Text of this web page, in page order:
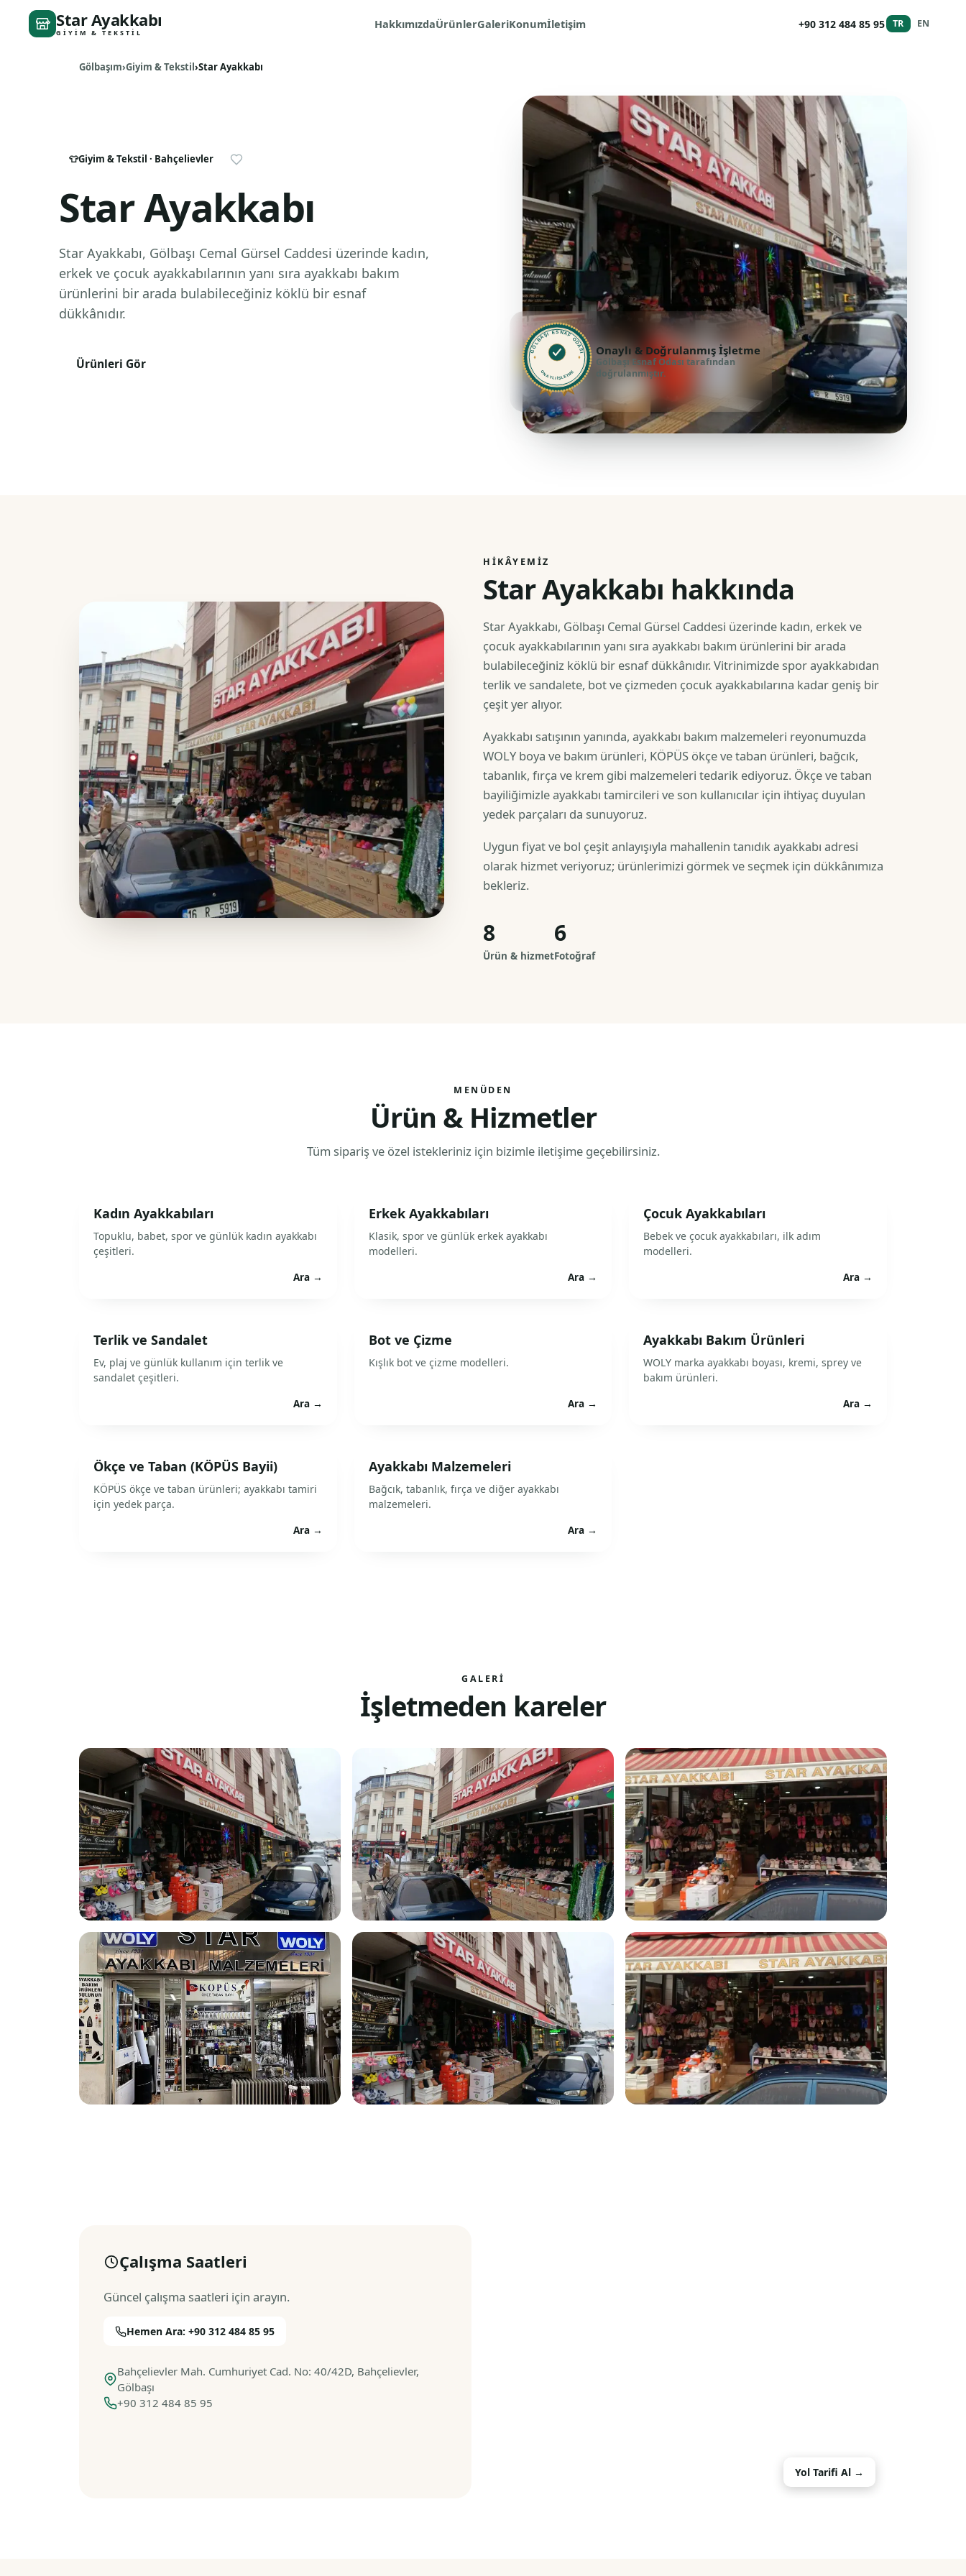
Star Ayakkabı
GIYIM & TEKSTIL
HakkımızdaÜrünlerGaleriKonumİletişim +90 312 484 85 95 TR EN
Gölbaşım Giyim & Tekstil Star Ayakkabı
👕Giyim & Tekstil · Bahçelievler
Star Ayakkabı
Star Ayakkabı, Gölbaşı Cemal Gürsel Caddesi üzerinde kadın,
erkek ve çocuk ayakkabılarının yanı sıra ayakkabı bakım
ürünlerini bir arada bulabileceğiniz köklü bir esnaf
dükkânıdır.
Ürünleri Gör
GÖLBAŞI ESNAF ODASI
ONAYLI İŞLETME
Onaylı & Doğrulanmış İşletme
Gölbaşı Esnaf Odası tarafından
doğrulanmıştır.
HIKÂYEMIZ
Star Ayakkabı hakkında
Star Ayakkabı, Gölbaşı Cemal Gürsel Caddesi üzerinde kadın, erkek ve
çocuk ayakkabılarının yanı sıra ayakkabı bakım ürünlerini bir arada
bulabileceğiniz köklü bir esnaf dükkânıdır. Vitrinimizde spor ayakkabıdan
terlik ve sandalete, bot ve çizmeden çocuk ayakkabılarına kadar geniş bir
çeşit yer alıyor.
Ayakkabı satışının yanında, ayakkabı bakım malzemeleri reyonumuzda
WOLY boya ve bakım ürünleri, KÖPÜS ökçe ve taban ürünleri, bağcık,
tabanlık, fırça ve krem gibi malzemeleri tedarik ediyoruz. Ökçe ve taban
bayiliğimizle ayakkabı tamircileri ve son kullanıcılar için ihtiyaç duyulan
yedek parçaları da sunuyoruz.
Uygun fiyat ve bol çeşit anlayışıyla mahallenin tanıdık ayakkabı adresi
olarak hizmet veriyoruz; ürünlerimizi görmek ve seçmek için dükkânımıza
bekleriz.
8
Ürün & hizmet
6
Fotoğraf
MENÜDEN
Ürün & Hizmetler
Tüm sipariş ve özel istekleriniz için bizimle iletişime geçebilirsiniz.
Kadın Ayakkabıları
Topuklu, babet, spor ve günlük kadın ayakkabı
çeşitleri.
Ara →
Erkek Ayakkabıları
Klasik, spor ve günlük erkek ayakkabı
modelleri.
Ara →
Çocuk Ayakkabıları
Bebek ve çocuk ayakkabıları, ilk adım
modelleri.
Ara →
Terlik ve Sandalet
Ev, plaj ve günlük kullanım için terlik ve
sandalet çeşitleri.
Ara →
Bot ve Çizme
Kışlık bot ve çizme modelleri.
Ara →
Ayakkabı Bakım Ürünleri
WOLY marka ayakkabı boyası, kremi, sprey ve
bakım ürünleri.
Ara →
Ökçe ve Taban (KÖPÜS Bayii)
KÖPÜS ökçe ve taban ürünleri; ayakkabı tamiri
için yedek parça.
Ara →
Ayakkabı Malzemeleri
Bağcık, tabanlık, fırça ve diğer ayakkabı
malzemeleri.
Ara →
GALERI
İşletmeden kareler
Çalışma Saatleri
Güncel çalışma saatleri için arayın.
Hemen Ara: +90 312 484 85 95
Bahçelievler Mah. Cumhuriyet Cad. No: 40/42D, Bahçelievler,
Gölbaşı
+90 312 484 85 95
Yol Tarifi Al →